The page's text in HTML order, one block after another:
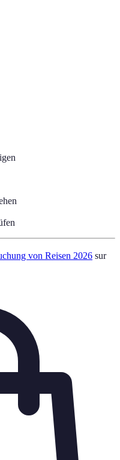
von Reisen 2026 sur